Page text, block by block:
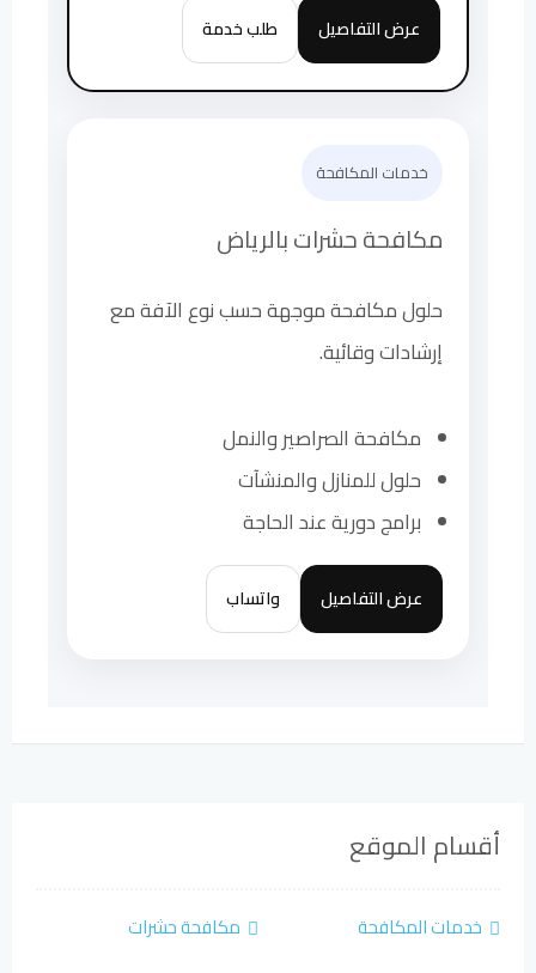
عرض التفاصيل طلب خدمة
خدمات المكافحة
مكافحة حشرات بالرياض
حلول مكافحة موجهة حسب نوع الآفة مع
إرشادات وقائية.
مكافحة الصراصير والنمل
حلول للمنازل والمنشآت
برامج دورية عند الحاجة
عرض التفاصيل واتساب
أقسام الموقع
خدمات المكافحة مكافحة حشرات